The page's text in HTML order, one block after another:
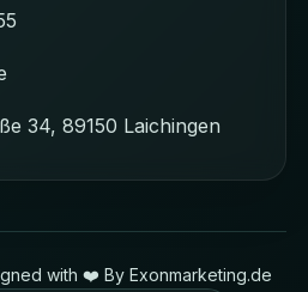
34, 89150 Laichingen
with ❤️ By Exonmarketing.de